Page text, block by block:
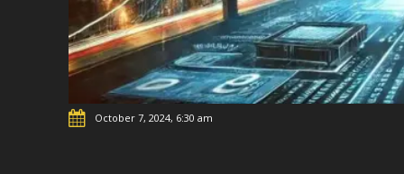
October 7, 2024, 6:30 am